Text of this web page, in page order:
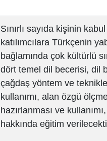
Sınırlı sayıda kişinin
katılımcılara Türkçenin
bağlamında çok kültürlü
dört temel dil becerisi, dil
çağdaş yöntem ve
kullanımı, alan özgü
hazırlanması ve
hakkında eğitim